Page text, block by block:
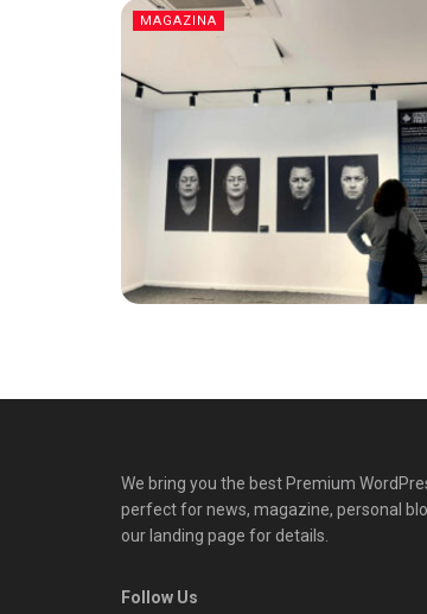
MAGAZINA
We bring you the best Premium
perfect for news, magazine, personal
our landing page for details.
Follow Us